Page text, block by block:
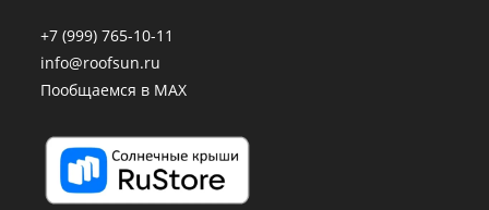
+7 (999) 765-10-11
info@roofsun.ru
Пообщаемся в MAX